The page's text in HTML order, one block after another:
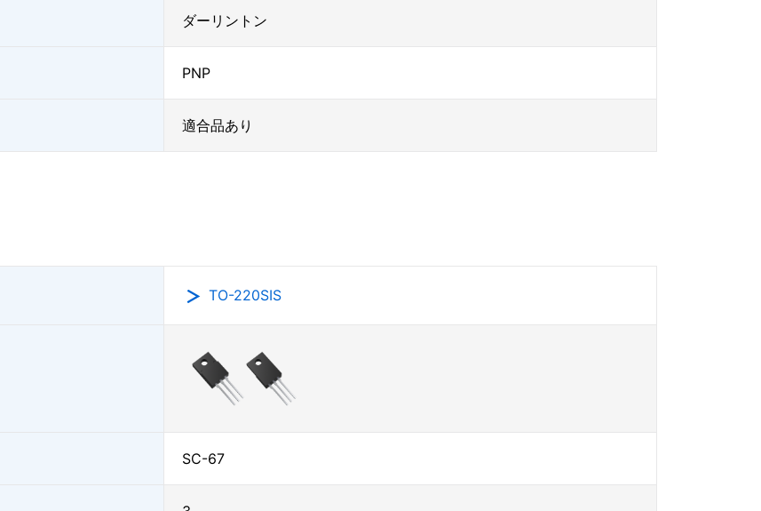
ダーリントン
PNP
適合品あり
TO-220SIS
SC-67